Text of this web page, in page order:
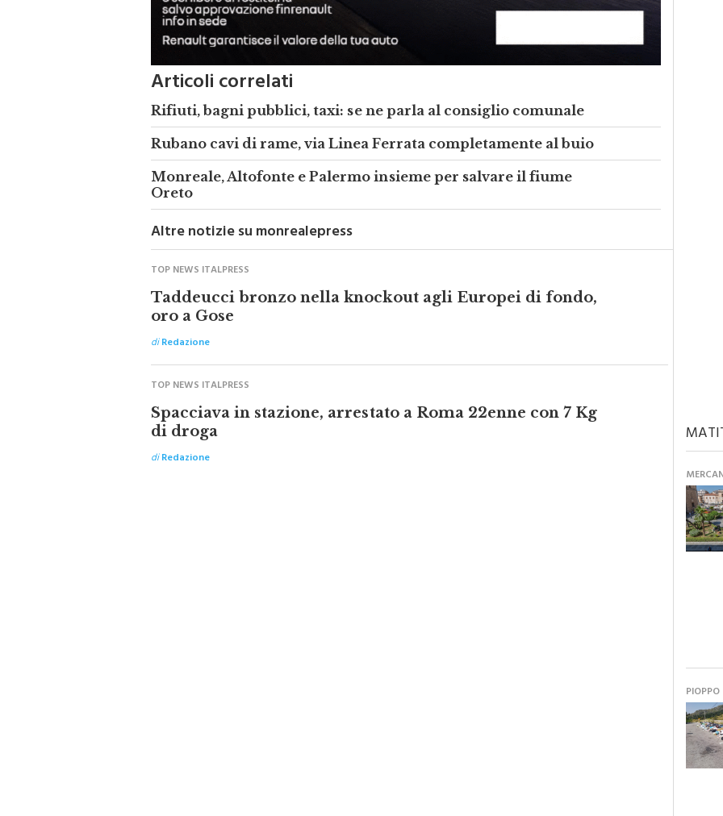
Articoli correlati
Rifiuti, bagni pubblici, taxi: se ne parla al consiglio comunale
Rubano cavi di rame, via Linea Ferrata completamente al buio
Monreale, Altofonte e Palermo insieme per salvare il fiume
Oreto
Altre notizie su monrealepress
TOP NEWS ITALPRESS
Taddeucci bronzo nella knockout agli Europei di fondo,
oro a Gose
diRedazione
TOP NEWS ITALPRESS
Spacciava in stazione, arrestato a Roma 22enne con 7 Kg
di droga
diRedazione
PIOPPO